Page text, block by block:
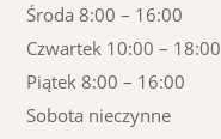
Środa 8:00 – 16:00
Czwartek 10:00 – 18:00
Piątek 8:00 – 16:00
Sobota nieczynne